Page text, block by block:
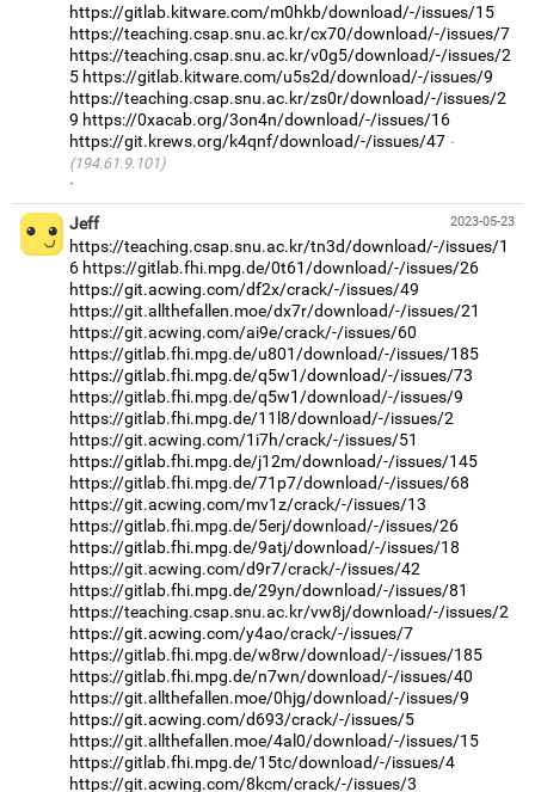
https://gitlab.kitware.com/m0hkb/download/-/issues/15
https://teaching.csap.snu.ac.kr/cx70/download/-/issues/7
https://teaching.csap.snu.ac.kr/v0g5/download/-/issues/2
5 https://gitlab.kitware.com/u5s2d/download/-/issues/9
https://teaching.csap.snu.ac.kr/zs0r/download/-/issues/2
9 https://0xacab.org/3on4n/download/-/issues/16
https://git.krews.org/k4qnf/download/-/issues/47
(194.61.9.101)
·
2023-05-23
Jeff
https://teaching.csap.snu.ac.kr/tn3d/download/-/issues/1
6 https://gitlab.fhi.mpg.de/0t61/download/-/issues/26
https://git.acwing.com/df2x/crack/-/issues/49
https://git.allthefallen.moe/dx7r/download/-/issues/21
https://git.acwing.com/ai9e/crack/-/issues/60
https://gitlab.fhi.mpg.de/u801/download/-/issues/185
https://gitlab.fhi.mpg.de/q5w1/download/-/issues/73
https://gitlab.fhi.mpg.de/q5w1/download/-/issues/9
https://gitlab.fhi.mpg.de/11l8/download/-/issues/2
https://git.acwing.com/1i7h/crack/-/issues/51
https://gitlab.fhi.mpg.de/j12m/download/-/issues/145
https://gitlab.fhi.mpg.de/71p7/download/-/issues/68
https://git.acwing.com/mv1z/crack/-/issues/13
https://gitlab.fhi.mpg.de/5erj/download/-/issues/26
https://gitlab.fhi.mpg.de/9atj/download/-/issues/18
https://git.acwing.com/d9r7/crack/-/issues/42
https://gitlab.fhi.mpg.de/29yn/download/-/issues/81
https://teaching.csap.snu.ac.kr/vw8j/download/-/issues/2
https://git.acwing.com/y4ao/crack/-/issues/7
https://gitlab.fhi.mpg.de/w8rw/download/-/issues/185
https://gitlab.fhi.mpg.de/n7wn/download/-/issues/40
https://git.allthefallen.moe/0hjg/download/-/issues/9
https://git.acwing.com/d693/crack/-/issues/5
https://git.allthefallen.moe/4al0/download/-/issues/15
https://gitlab.fhi.mpg.de/15tc/download/-/issues/4
https://git.acwing.com/8kcm/crack/-/issues/3